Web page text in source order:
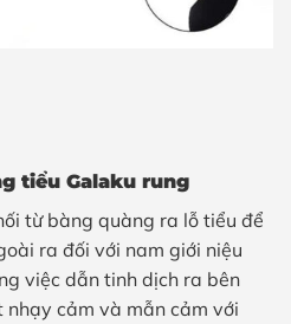
tiểu Galaku rung
từ bàng quàng ra lỗ tiểu để
ra đối với nam giới niệu
việc dẫn tinh dịch ra bên
cảm và mẫn cảm với